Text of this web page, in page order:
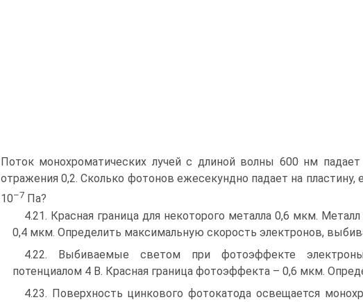
Поток монохроматических лучей с длиной волны 600 нм
отражения 0,2. Сколько фотонов ежесекундно падает на пластину,
10–7 Па?
4.21. Красная граница для некоторого металла 0,6 мкм.
0,4 мкм. Определить максимальную скорость электронов,
4.22. Выбиваемые светом при фотоэффекте
потенциалом 4 В. Красная граница фотоэффекта – 0,6 мкм.
4.23. Поверхность цинкового фотокатода освещается